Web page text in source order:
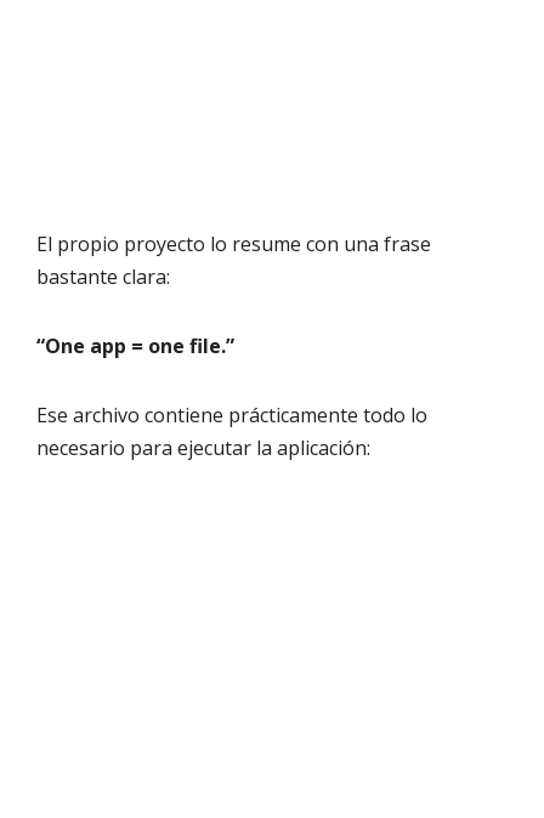
El propio proyecto lo resume con una frase
bastante clara:
“One app = one file.”
Ese archivo contiene prácticamente todo lo
necesario para ejecutar la aplicación: